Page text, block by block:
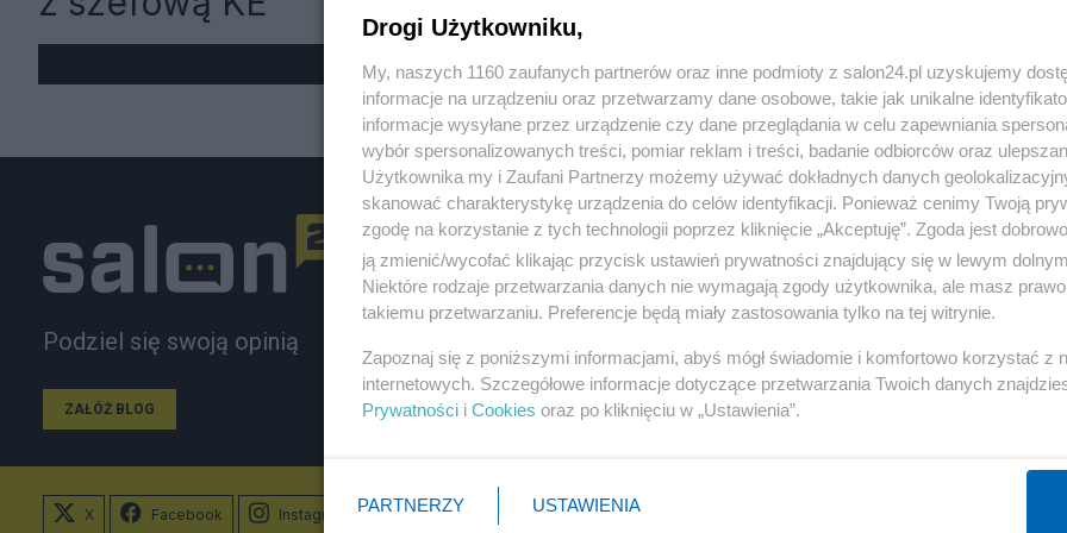
« WRÓĆ DO NOTKI
Podziel się swoją opinią
ZAŁÓŻ BLOG
Polityka
NATO
KO
Imigranci
PiS
Gospodarka
Centralny Port Komunikacyjny
Inwestycje
Podatki
Energetyka
X Facebook Instagram
Drogi Użytkowniku,
My, naszych 1160 zaufanych partnerów oraz inne podmioty z salon24.pl uzyskujemy
informacje na urządzeniu oraz przetwarzamy dane osobowe, takie jak unikalne
informacje wysyłane przez urządzenie czy dane przeglądania w celu zapewniania
wybór spersonalizowanych treści, pomiar reklam i treści, badanie odbiorców oraz
Użytkownika my i Zaufani Partnerzy możemy używać dokładnych danych
skanować charakterystykę urządzenia do celów identyfikacji. Ponieważ cenimy Twoją
zgodę na korzystanie z tych technologii poprzez kliknięcie „Akceptuję”. Zgoda jest
ją zmienić/wycofać klikając przycisk ustawień prywatności znajdujący się w lewym
Niektóre rodzaje przetwarzania danych nie wymagają zgody użytkownika, ale masz
takiemu przetwarzaniu. Preferencje będą miały zastosowania tylko na tej witrynie.
Zapoznaj się z poniższymi informacjami, abyś mógł świadomie i komfortowo korzystać z
internetowych. Szczegółowe informacje dotyczące przetwarzania Twoich danych
Prywatności i Cookies oraz po kliknięciu w „Ustawienia”.
PARTNERZY USTAWIENIA